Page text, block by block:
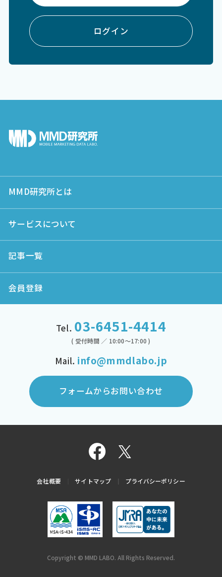
ログイン
MMD研究所とは
サービスについて
記事一覧
会員登録
Tel. 03-6451-4414
( 受付時間 ／ 10:00～17:00 )
Mail. info@mmdlabo.jp
フォームからお問い合わせ
会社概要 サイトマップ プライバシーポリシー
Copyright © MMD LABO. All Rights Reserved.